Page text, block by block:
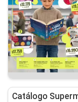
Catálogo